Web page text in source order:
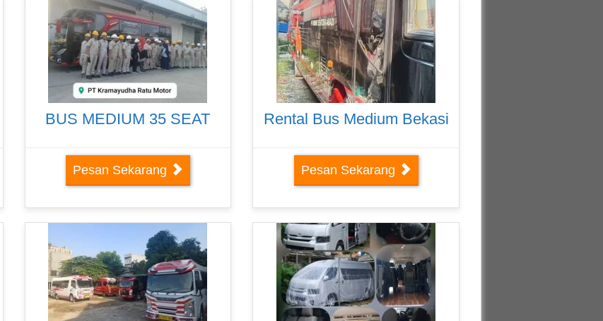
BUS MEDIUM 35 SEAT
Pesan Sekarang
Rental Bus Medium Bekasi
Pesan Sekarang